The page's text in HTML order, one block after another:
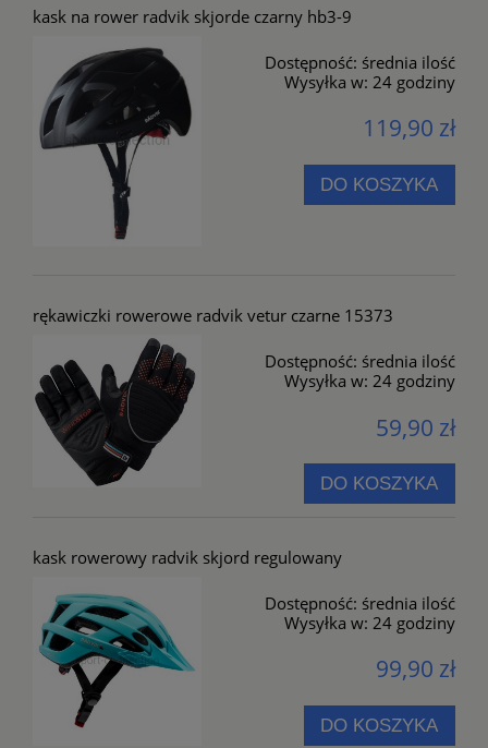
kask na rower radvik skjorde czarny hb3-9
Dostępność: średnia ilość
Wysyłka w: 24 godziny
119,90 zł
DO KOSZYKA
rękawiczki rowerowe radvik vetur czarne 15373
Dostępność: średnia ilość
Wysyłka w: 24 godziny
59,90 zł
DO KOSZYKA
kask rowerowy radvik skjord regulowany
Dostępność: średnia ilość
Wysyłka w: 24 godziny
99,90 zł
DO KOSZYKA